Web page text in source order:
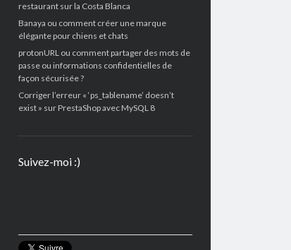
restaurant sur la Costa Blanca
Banaya ou comment créer une marque
élégante pour chiens et chats
protonURL ou comment partager des mots de
passe ou informations confidentielles de
façon sécurisée ?
Corriger l’erreur « ‘ps_tablename’ doesn’t
exist » sur PrestaShop avec MySQL 8
Suivez-moi :)